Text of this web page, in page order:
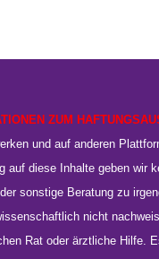
ZUM
und auf anderen
auf diese Inhalte geben wir
sonstige Beratung zu
nicht
Rat oder ärztliche Hilfe.